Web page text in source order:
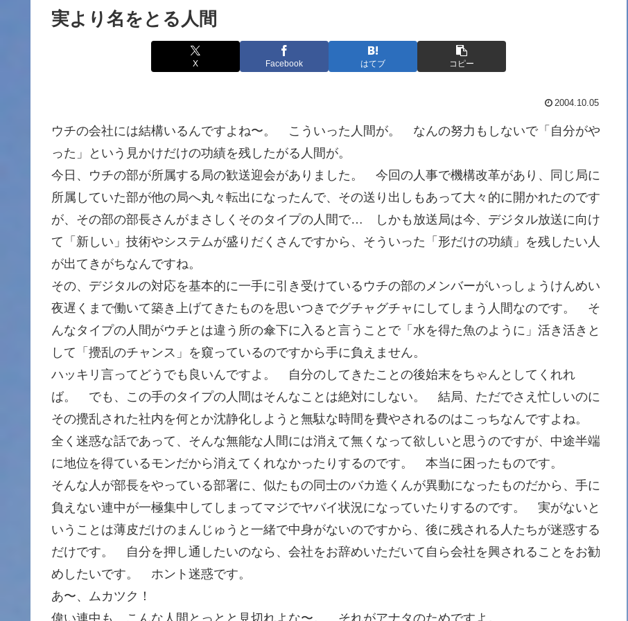
実より名をとる人間
X Facebook はてブ コピー
2004.10.05
ウチの会社には結構いるんですよね〜。 こういった人間が。 なんの努力もしないで「自分がや
った」という見かけだけの功績を残したがる人間が。
今日、ウチの部が所属する局の歓送迎会がありました。 今回の人事で機構改革があり、同じ局に
所属していた部が他の局へ丸々転出になったんで、その送り出しもあって大々的に開かれたのです
が、その部の部長さんがまさしくそのタイプの人間で… しかも放送局は今、デジタル放送に向け
て「新しい」技術やシステムが盛りだくさんですから、そういった「形だけの功績」を残したい人
が出てきがちなんですね。
その、デジタルの対応を基本的に一手に引き受けているウチの部のメンバーがいっしょうけんめい
夜遅くまで働いて築き上げてきたものを思いつきでグチャグチャにしてしまう人間なのです。 そ
んなタイプの人間がウチとは違う所の傘下に入ると言うことで「水を得た魚のように」活き活きと
して「攪乱のチャンス」を窺っているのですから手に負えません。
ハッキリ言ってどうでも良いんですよ。 自分のしてきたことの後始末をちゃんとしてくれれ
ば。 でも、この手のタイプの人間はそんなことは絶対にしない。 結局、ただでさえ忙しいのに
その攪乱された社内を何とか沈静化しようと無駄な時間を費やされるのはこっちなんですよね。
全く迷惑な話であって、そんな無能な人間には消えて無くなって欲しいと思うのですが、中途半端
に地位を得ているモンだから消えてくれなかったりするのです。 本当に困ったものです。
そんな人が部長をやっている部署に、似たもの同士のバカ造くんが異動になったものだから、手に
負えない連中が一極集中してしまってマジでヤバイ状況になっていたりするのです。 実がないと
いうことは薄皮だけのまんじゅうと一緒で中身がないのですから、後に残される人たちが迷惑する
だけです。 自分を押し通したいのなら、会社をお辞めいただいて自ら会社を興されることをお勧
めしたいです。 ホント迷惑です。
あ〜、ムカツク！
偉い連中も、こんな人間とっとと見切れよな〜。 それがアナタのためですよ。